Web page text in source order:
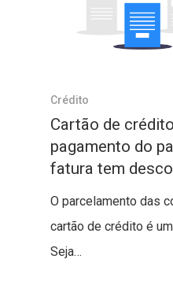
Crédito
Cartão de
pagamento do
fatura tem
O parcelamento das
cartão de crédito é
Seja…